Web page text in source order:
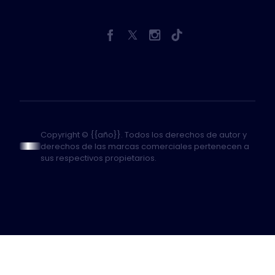
Copyright © {{año}}. Todos los derechos de autor y
derechos de las marcas comerciales pertenecen a
sus respectivos propietarios.